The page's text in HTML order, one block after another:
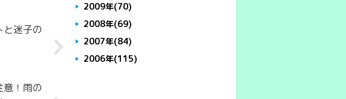
と迷子の
意！雨の
2009年(70)
2008年(69)
2007年(84)
2006年(115)